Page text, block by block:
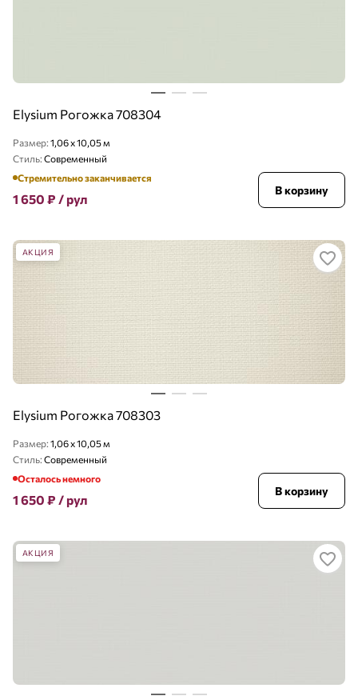
Elysium Рогожка 708304
Размер: 1,06 x 10,05 м
Стиль: Современный
Стремительно заканчивается
1 650 ₽ / рул
В корзину
АКЦИЯ
Elysium Рогожка 708303
Размер: 1,06 x 10,05 м
Стиль: Современный
Осталось немного
1 650 ₽ / рул
В корзину
АКЦИЯ